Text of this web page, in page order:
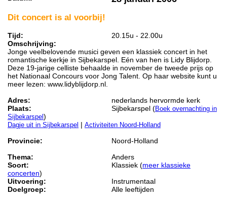
Dit concert is al voorbij!
Tijd:
20.15u - 22.00u
Omschrijving:
Jonge veelbelovende musici geven een klassiek concert in het
romantische kerkje in Sijbekarspel. Eén van hen is Lidy Blijdorp.
Deze 19-jarige celliste behaalde in november de tweede prijs op
het Nationaal Concours voor Jong Talent. Op haar website kunt u
meer lezen: www.lidyblijdorp.nl.
Adres:
nederlands hervormde kerk
Plaats:
Sijbekarspel (Boek overnachting in
Sijbekarspel )
Dagje uit in Sijbekarspel | Activiteiten Noord-Holland
Provincie:
Noord-Holland
Thema:
Anders
Soort:
Klassiek (meer klassieke
concerten)
Uitvoering:
Instrumentaal
Doelgroep:
Alle leeftijden